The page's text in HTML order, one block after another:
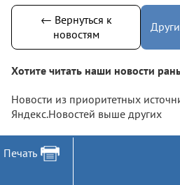
← Вернуться к
новостям
Хотите читать наши новости
Новости из приоритетных
Яндекс.Новостей выше других
Печать